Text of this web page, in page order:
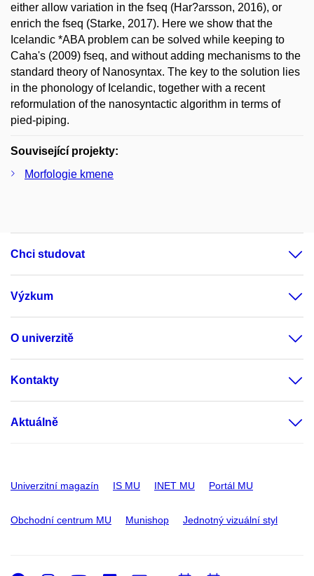
either allow variation in the fseq (Har?arsson, 2016), or
enrich the fseq (Starke, 2017). Here we show that the
Icelandic *ABA problem can be solved while keeping to
Caha's (2009) fseq, and without adding mechanisms to the
standard theory of Nanosyntax. The key to the solution lies
in the phonology of Icelandic, together with a recent
reformulation of the nanosyntactic algorithm in terms of
pied-piping.
Související projekty:
Morfologie kmene
Chci studovat
Výzkum
O univerzitě
Kontakty
Aktuálně
Univerzitní magazín IS MU INET MU Portál MU
Obchodní centrum MU Munishop Jednotný vizuální styl